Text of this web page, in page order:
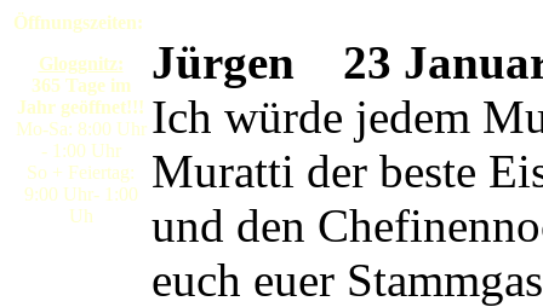
Öffnungszeiten:
Gloggnitz:
365 Tage im
Jahr geöffnet!!!
Mo-Sa: 8:00 Uhr
- 1:00 Uhr
So + Feiertag:
9:00 Uhr- 1:00
Uh
Jürgen
23
Ich würde jedem
Muratti der beste
und den
euch euer